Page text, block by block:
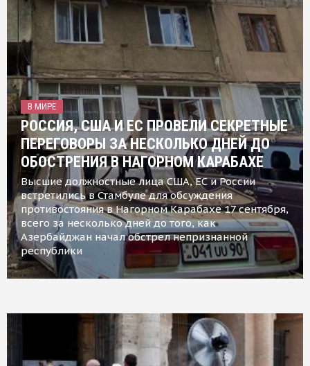
В МИРЕ
РОССИЯ, США И ЕС ПРОВЕЛИ СЕКРЕТНЫЕ
ПЕРЕГОВОРЫ ЗА НЕСКОЛЬКО ДНЕЙ ДО
ОБОСТРЕНИЯ В НАГОРНОМ КАРАБАХЕ
Высшие должностные лица США, ЕС и России
встретились в Стамбуле для обсуждения
противостояния в Нагорном Карабахе 17 сентября,
всего за несколько дней до того, как
Азербайджан начал обстрел непризнанной
республики